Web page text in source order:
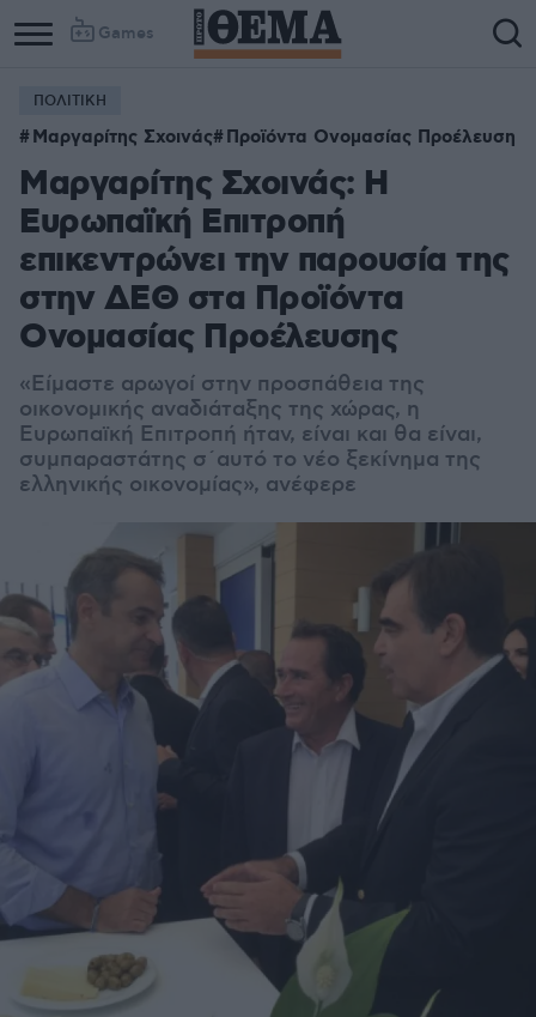
Games
ΠΟΛΙΤΙΚΗ
Μαργαρίτης Σχοινάς Προϊόντα Ονομασίας Προέλευση
Μαργαρίτης Σχοινάς: H
Ευρωπαϊκή Επιτροπή
επικεντρώνει την παρουσία της
στην ΔΕΘ στα Προϊόντα
Ονομασίας Προέλευσης
«Είμαστε αρωγοί στην προσπάθεια της
οικονομικής αναδιάταξης της χώρας, η
Ευρωπαϊκή Επιτροπή ήταν, είναι και θα είναι,
συμπαραστάτης σ΄αυτό το νέο ξεκίνημα της
ελληνικής οικονομίας», ανέφερε